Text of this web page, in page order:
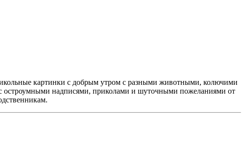
картинки с добрым утром с разными животными, колючими
надписями, приколами и шуточными пожеланиями от